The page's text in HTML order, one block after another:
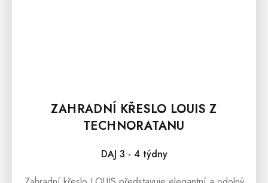
ZAHRADNÍ KŘESLO LOUIS Z
TECHNORATANU
DAJ 3 - 4 týdny